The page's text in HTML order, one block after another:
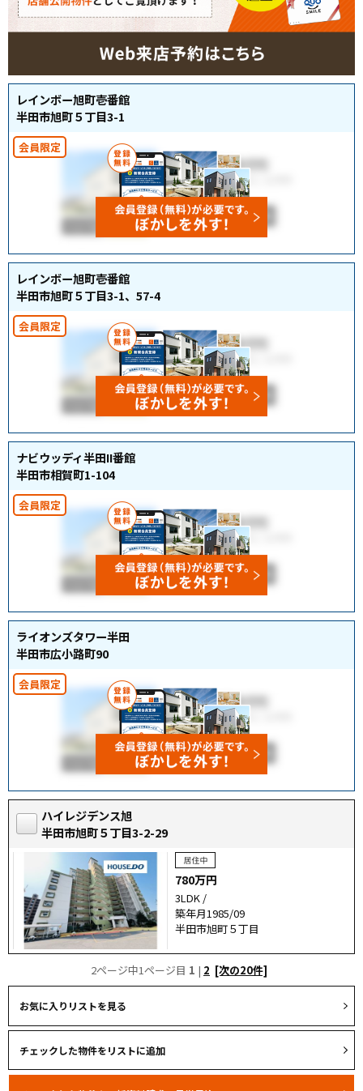
レインボー旭町壱番館
半田市旭町５丁目3-1
レインボー旭町壱番館
半田市旭町５丁目3-1、57-4
ナビウッディ半田II番館
半田市相賀町1-104
ライオンズタワー半田
半田市広小路町90
ハイレジデンス旭
半田市旭町５丁目3-2-29
780万円
3LDK /
築年月1985/09
半田市旭町５丁目
2ページ中1ページ目 1 | 2 [次の20件]
お気に入りリストを見る